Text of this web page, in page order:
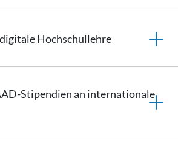
Hochschullehre
Stipendien an internationale